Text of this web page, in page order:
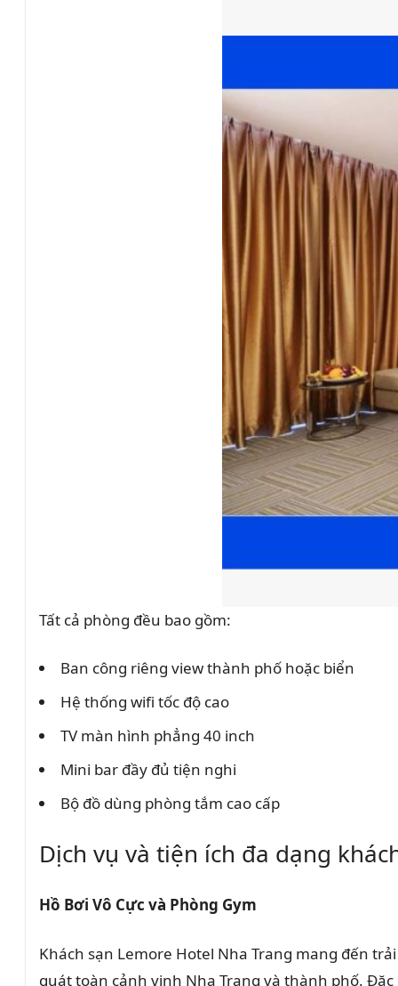
Tất cả phòng đều bao gồm:
Ban công riêng view thành phố hoặc biển
Hệ thống wifi tốc độ cao
TV màn hình phẳng 40 inch
Mini bar đầy đủ tiện nghi
Bộ đồ dùng phòng tắm cao cấp
Dịch vụ và tiện ích đa dạng
Hồ Bơi Vô Cực và Phòng Gym
Khách sạn Lemore Hotel Nha Trang mang đến
quát toàn cảnh vịnh Nha Trang và thành phố.